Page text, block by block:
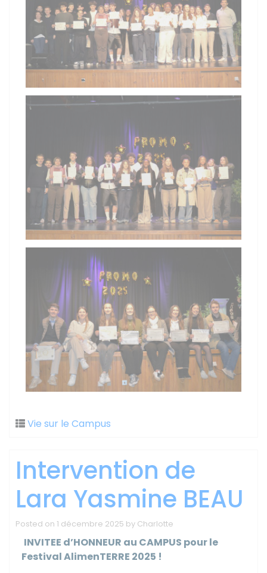
Vie sur le Campus
Intervention de
Lara Yasmine BEAU
Posted on 1 décembre 2025 by Charlotte
INVITEE d’HONNEUR au CAMPUS pour le
Festival AlimenTERRE 2025 !